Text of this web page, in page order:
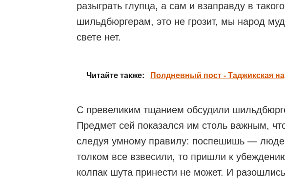
разыграть глупца, а сам и взаправду в
шильдбюргерам, это не грозит, мы народ
свете нет.
Читайте также: Полдневный пост - Таджикская
С превеликим тщанием обсудили
Предмет сей показался им столь важным,
следуя умному правилу: поспешишь —
толком все взвесили, то пришли к
колпак шута принести не может. И